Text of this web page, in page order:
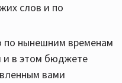
слов и по
нынешним временам
в этом бюджете
вами